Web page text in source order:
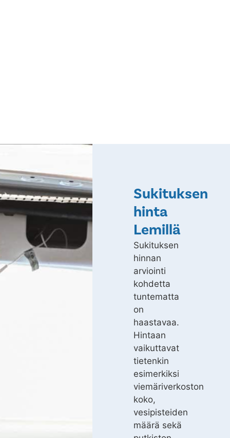
Sukituksen
hinta
Lemillä
Sukituksen
hinnan
arviointi
kohdetta
tuntematta
on
haastavaa.
Hintaan
vaikuttavat
tietenkin
esimerkiksi
viemäriverkoston
koko,
vesipisteiden
määrä sekä